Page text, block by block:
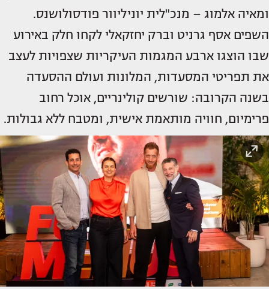
ומאיה אלמוג – מנכ"לית יוניליוור פודסולושנס.
השפים אסף גרניט וברק יחזקאלי לקחו חלק באירוע
שבו הוצגו ארבע המגמות העיקריות שצפויות לעצב
את תפריטי המסעדות, המלונות ועולם ההסעדה
בשנה הקרובה: שורשים קולינריים, אוכל רחוב
פרימיום, חוויה מותאמת אישית, ומטבח ללא גבולות.